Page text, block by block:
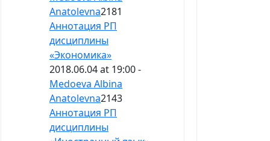
Anatolevna2181
Аннотация РП
дисциплины
«Экономика»
2018.06.04 at 19:00 -
Medoeva Albina
Anatolevna2143
Аннотация РП
дисциплины